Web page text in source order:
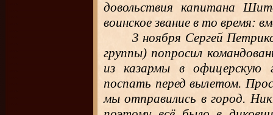
довольствия капитана
воинское звание в то время:
3 ноября Сергей
группы) попросил
из казармы в офицерскую
поспать перед вылетом.
мы отправились в город.